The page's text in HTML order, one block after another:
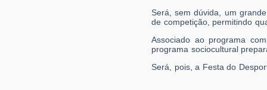
Será, sem dúvida, um
de competição, permitindo
Associado ao programa
programa sociocultural
Será, pois, a Festa do